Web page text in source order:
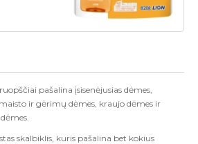
pašalina įsisenėjusias dėmes,
ir gėrimų dėmes, kraujo dėmes ir
skalbiklis, kuris pašalina bet kokius